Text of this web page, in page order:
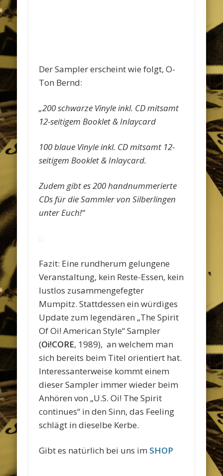
Der Sampler erscheint wie folgt, O-
Ton Bernd:
„200 schwarze Vinyle inkl. CD mitsamt
12-seitigem Booklet & Inlaycard
100 blaue Vinyle inkl. CD mitsamt 12-
seitigem Booklet & Inlaycard.
Zudem gibt es 200 handnummerierte
CDs für die Sammler von Silberlingen
unter Euch!“
Fazit: Eine rundherum gelungene
Veranstaltung, kein Reste-Essen, kein
lustlos zusammengefegter
Mumpitz. Stattdessen ein würdiges
Update zum legendären „The Spirit
Of Oi! American Style“ Sampler
(Oi!CORE, 1989), an welchem man
sich bereits beim Titel orientiert hat.
Interessanterweise kommt einem
dieser Sampler immer wieder beim
Anhören von „U.S. Oi! The Spirit
continues“ in den Sinn, das Feeling
schlägt in dieselbe Kerbe.
Gibt es natürlich bei uns im SHOP